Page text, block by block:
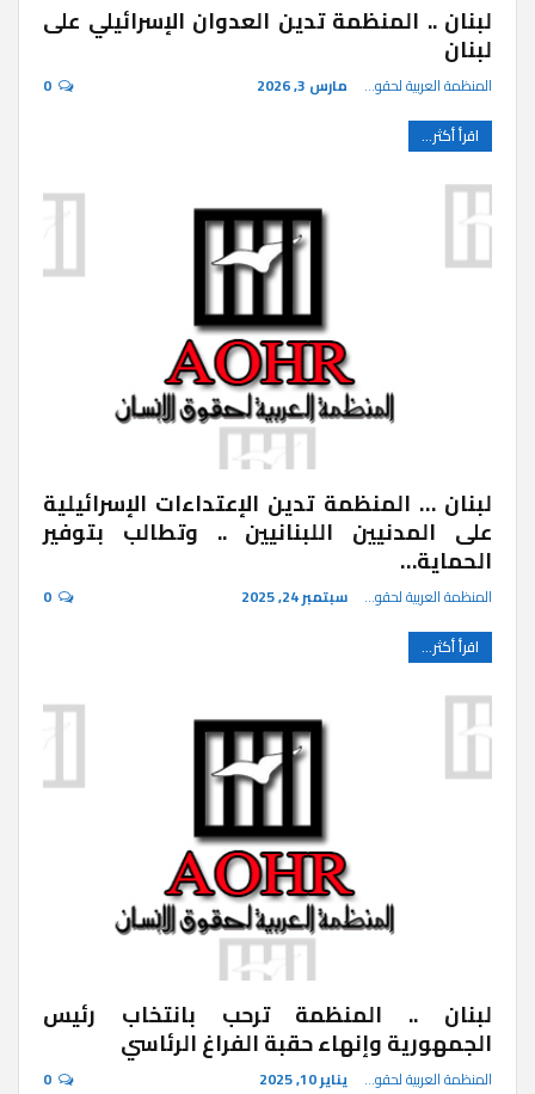
لبنان .. المنظمة تدين العدوان الإسرائيلي على
لبنان
المنظمة العربية لحقوق الإنسان مارس 3, 2026
اقرأ أكثر...
لبنان … المنظمة تدين الإعتداءات الإسرائيلية
على المدنيين اللبنانيين .. وتطالب بتوفير
الحماية…
المنظمة العربية لحقوق الإنسان سبتمبر 24, 2025
اقرأ أكثر...
لبنان .. المنظمة ترحب بانتخاب رئيس
الجمهورية وإنهاء حقبة الفراغ الرئاسي
المنظمة العربية لحقوق الإنسان يناير 10, 2025